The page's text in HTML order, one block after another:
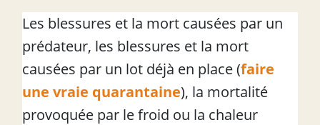
Les blessures et la mort causées par un
prédateur, les blessures et la mort
causées par un lot déjà en place (faire
une vraie quarantaine), la mortalité
provoquée par le froid ou la chaleur